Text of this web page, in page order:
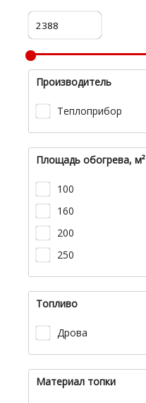
Производитель
Теплоприбор
Площадь обогрева, м²
100
160
200
250
Топливо
Дрова
Материал топки